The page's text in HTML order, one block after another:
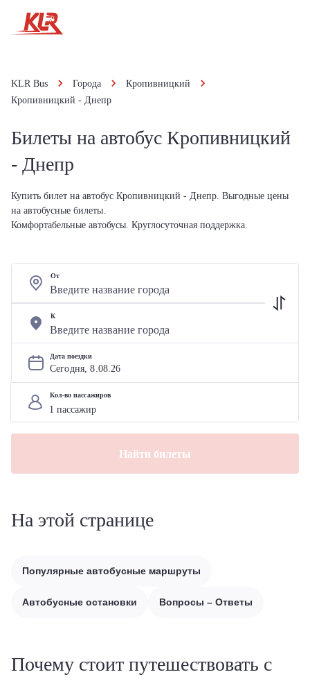
KLR Bus Города
Кропивницкий
Кропивницкий - Днепр
Билеты на автобус Кропивницкий
- Днепр
Купить билет на автобус Кропивницкий - Днепр. Выгодные цены
на автобусные билеты.
Комфортабельные автобусы. Круглосуточная поддержка.
От
К
Дата поездки
Сегодня, 8.08.26
Кол-во пассажиров
Найти билеты
На этой странице
Популярные автобусные маршруты
Автобусные остановки Вопросы – Ответы
Почему стоит путешествовать с